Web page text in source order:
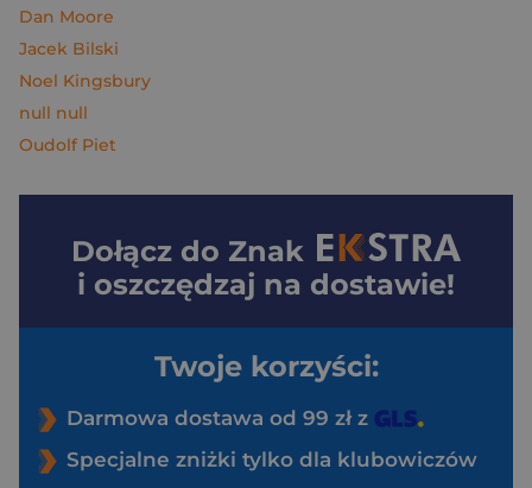
Dan Moore
Jacek Bilski
Noel Kingsbury
null null
Oudolf Piet
Dołącz do Znak
i oszczędzaj na dostawie!
Twoje korzyści:
Darmowa dostawa od 99 zł z
Specjalne zniżki tylko dla klubowiczów